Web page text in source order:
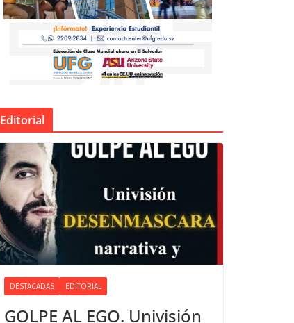
Editorial
DESTACADAS EDITORIAL
GOLPE AL EGO. Univisión